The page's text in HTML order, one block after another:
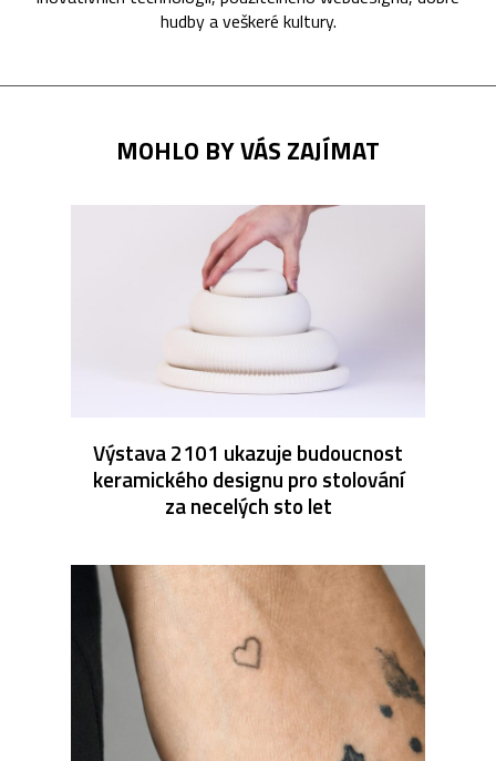
hudby a veškeré kultury.
MOHLO BY VÁS ZAJÍMAT
Výstava 2101 ukazuje budoucnost
keramického designu pro stolování
za necelých sto let